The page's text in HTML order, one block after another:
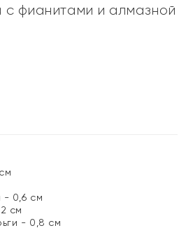
с фианитами и алмазной
- 0,6 см
см
- 0,8 см